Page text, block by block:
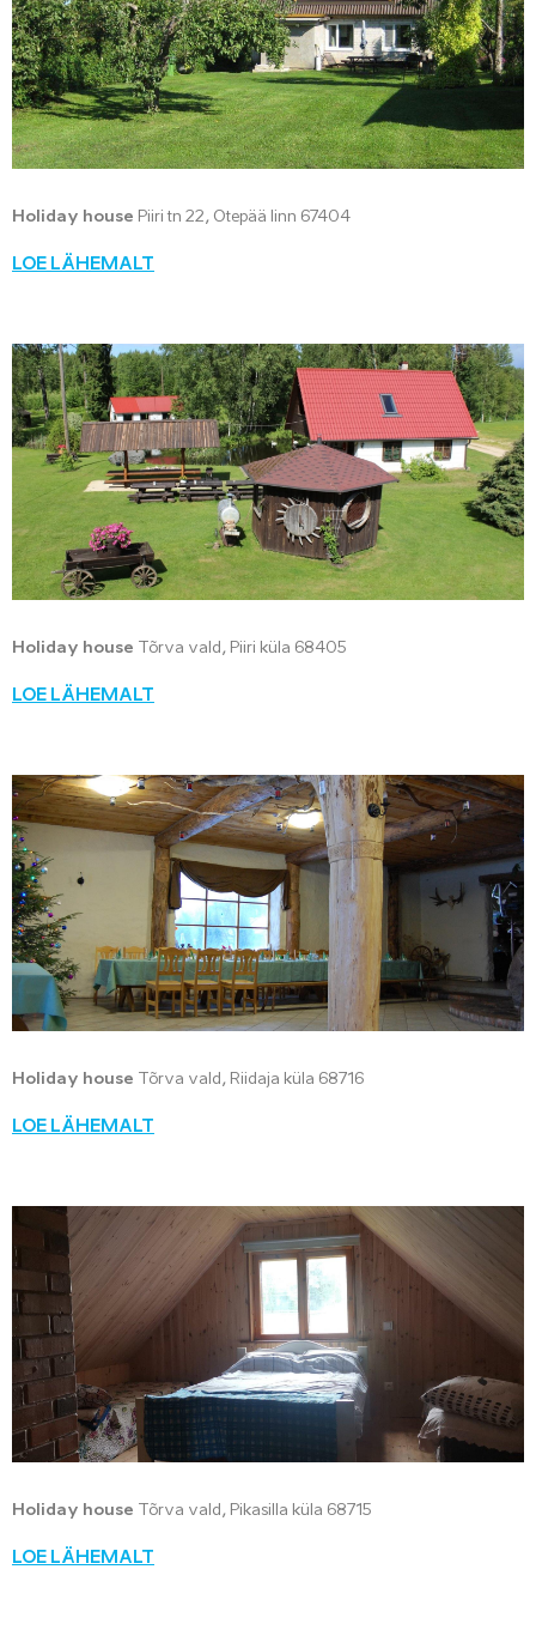
Holiday house Piiri tn 22, Otepää linn 67404
LOE LÄHEMALT
Holiday house Tõrva vald, Piiri küla 68405
LOE LÄHEMALT
Holiday house Tõrva vald, Riidaja küla 68716
LOE LÄHEMALT
Holiday house Tõrva vald, Pikasilla küla 68715
LOE LÄHEMALT